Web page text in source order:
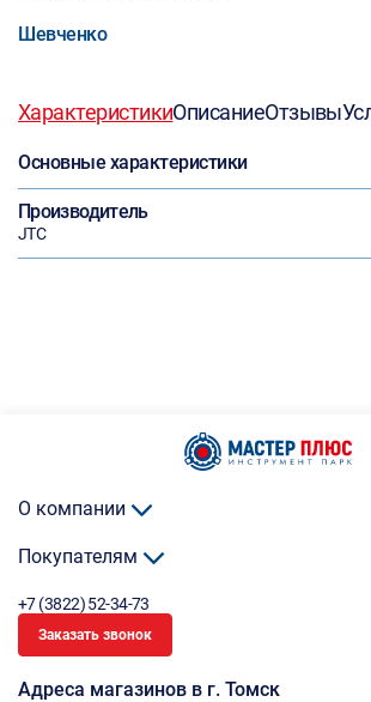
Шевченко
ХарактеристикиОписаниеОтзывы
Основные характеристики
Производитель
JTC
О компании
Покупателям
+7 (3822) 52-34-73
Заказать звонок
Адреса магазинов в г. Томск